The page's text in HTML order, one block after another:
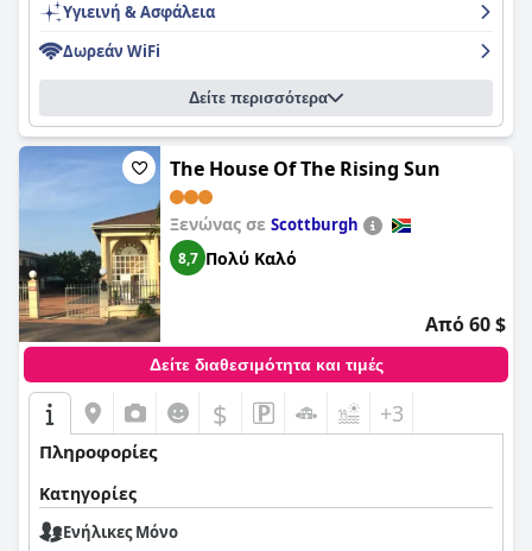
Υγιεινή & Ασφάλεια
Δωρεάν WiFi
Δείτε περισσότερα
The House Of The Rising Sun
Ξενώνας σε Scottburgh
8,7 Πολύ Καλό
Από 60 $
Δείτε διαθεσιμότητα και τιμές
$ +3
Πληροφορίες
Κατηγορίες
Ενήλικες Μόνο